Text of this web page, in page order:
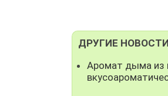
ДРУГИЕ
Аромат дыма из